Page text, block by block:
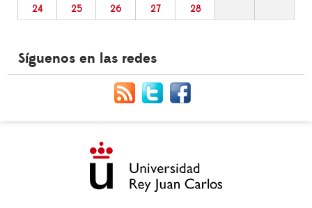
24
25 26 27 28
Síguenos en las redes